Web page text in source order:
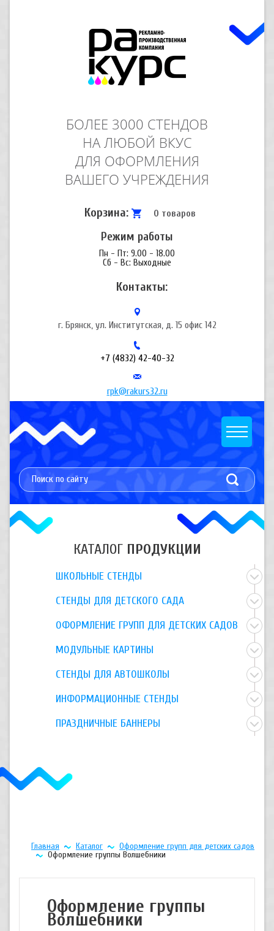
БОЛЕЕ 3000 СТЕНДОВ
НА ЛЮБОЙ ВКУС
ДЛЯ ОФОРМЛЕНИЯ
ВАШЕГО УЧРЕЖДЕНИЯ
Корзина: 0 товаров
Режим работы
Пн - Пт: 9.00 - 18.00
Сб - Вс: Выходные
Контакты:
г. Брянск, ул. Институтская, д. 15 офис 142
+7 (4832) 42-40-32
rpk@rakurs32.ru
КАТАЛОГ ПРОДУКЦИИ
ШКОЛЬНЫЕ СТЕНДЫ
СТЕНДЫ ДЛЯ ДЕТСКОГО САДА
ОФОРМЛЕНИЕ ГРУПП ДЛЯ ДЕТСКИХ САДОВ
МОДУЛЬНЫЕ КАРТИНЫ
СТЕНДЫ ДЛЯ АВТОШКОЛЫ
ИНФОРМАЦИОННЫЕ СТЕНДЫ
ПРАЗДНИЧНЫЕ БАННЕРЫ
Главная Каталог
Оформление групп для детских садов
Оформление группы Волшебники
Оформление группы
Волшебники